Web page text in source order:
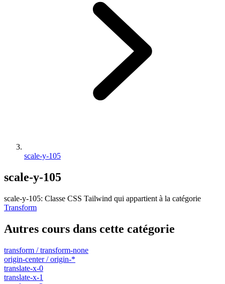
scale-y-105
scale-y-105
scale-y-105: Classe CSS Tailwind qui appartient à la catégorie
Transform
Autres cours dans cette catégorie
transform / transform-none
origin-center / origin-*
translate-x-0
translate-x-1